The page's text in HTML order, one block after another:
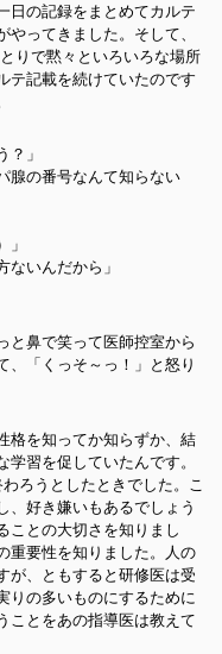
日の記録をまとめてカルテ
ってきました。そして、
りで黙々といろいろな場所
テ記載を続けていたのです
？」
腺の番号なんて知らない
」
いんだから」
と鼻で笑って医師控室から
、「くっそ～っ！」と怒り
格を知ってか知らずか、結
習を促していたんです。
ろうとしたときでした。こ
、好き嫌いもあるでしょう
ことの大切さを知りまし
重要性を知りました。人の
が、ともすると研修医は受
りの多いものにするために
ことをあの指導医は教えて